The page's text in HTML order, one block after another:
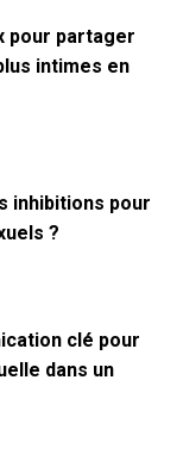
pour partager
intimes en
inhibitions pour
?
clé pour
dans un